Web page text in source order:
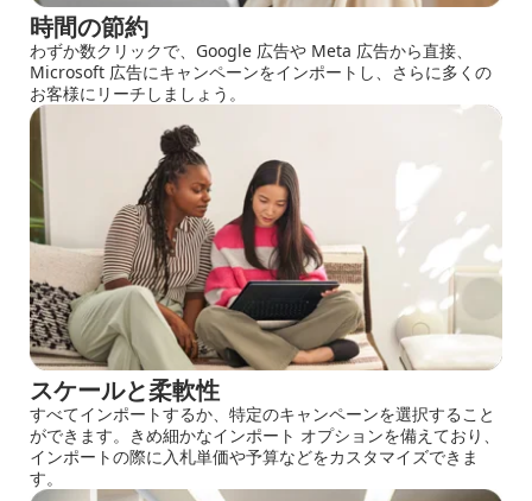
時間の節約
わずか数クリックで、Google 広告や Meta 広告から直接、
Microsoft 広告にキャンペーンをインポートし、さらに多くの
お客様にリーチしましょう。
スケールと柔軟性
すべてインポートするか、特定のキャンペーンを選択すること
ができます。きめ細かなインポート オプションを備えており、
インポートの際に入札単価や予算などをカスタマイズできま
す。